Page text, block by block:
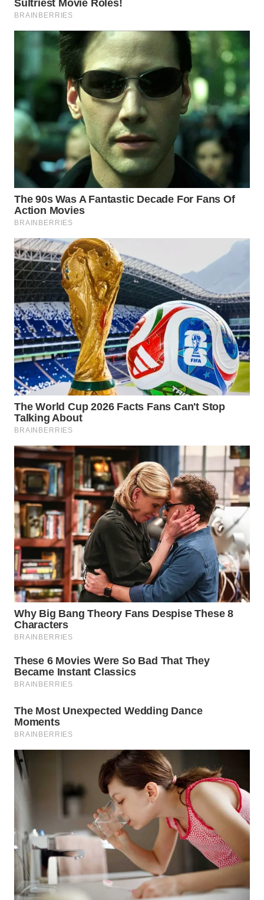
WN
LABUHANBATU
WN
TAPANULI
TENGAH
WN DELI
SERDANG
WN
TEBING
TINGGI
WN
PAKPAK
WN
KARAWANG
WN
BEKASI
WN
WN
DEPOK
WN
TAPANULI
UTARA
WN
SAMOSIR
WN
PADANG
LAWAS
WN
SUMEDANG
WN
CIANJUR
WN
KEPULAUAN
TANGERANG
BINJAI
CIREBON